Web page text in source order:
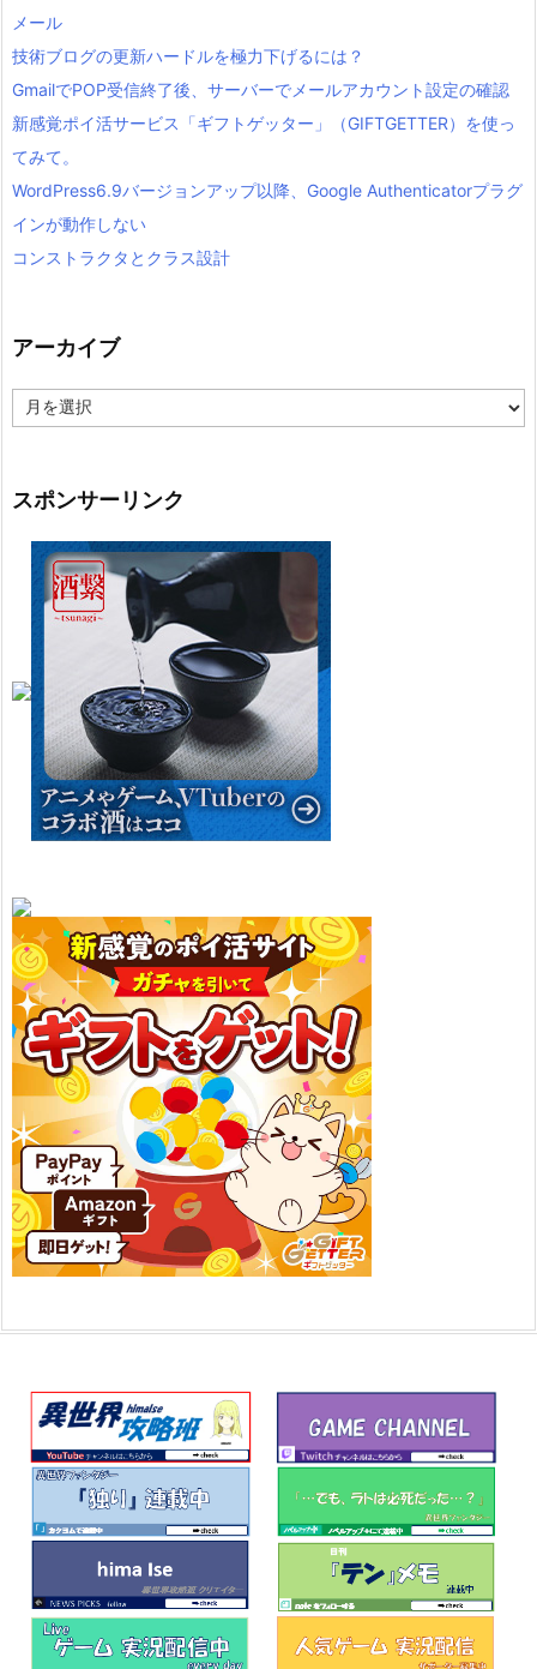
メール
技術ブログの更新ハードルを極力下げるには？
GmailでPOP受信終了後、サーバーでメールアカウント設定の確認
新感覚ポイ活サービス「ギフトゲッター」（GIFTGETTER）を使っ
てみて。
WordPress6.9バージョンアップ以降、Google Authenticatorプラグ
インが動作しない
コンストラクタとクラス設計
アーカイブ
ー
ブ
スポンサーリンク